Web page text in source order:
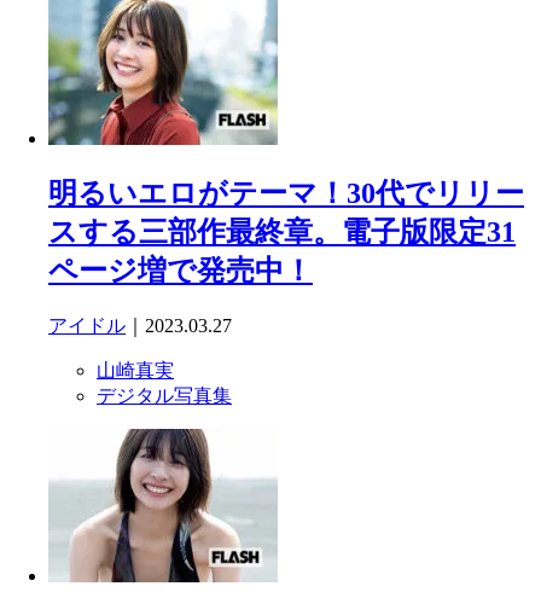
明るいエロがテーマ！30代でリリー
スする三部作最終章。電子版限定31
ページ増で発売中！
アイドル ｜2023.03.27
山崎真実
デジタル写真集